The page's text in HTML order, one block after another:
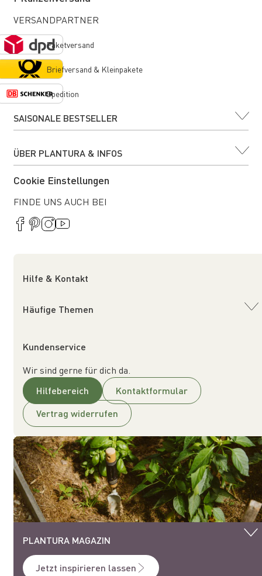
SAISONALE BESTSELLER
ÜBER PLANTURA & INFOS
Cookie Einstellungen
FINDE UNS AUCH BEI
VERSANDPARTNER
Paketversand
Briefversand & Kleinpakete
Spedition
Hilfe & Kontakt
Häufige Themen
Kundenservice
Wir sind gerne für dich da.
Hilfebereich
Kontaktformular
Vertrag widerrufen
PLANTURA MAGAZIN
Jetzt inspirieren lassen